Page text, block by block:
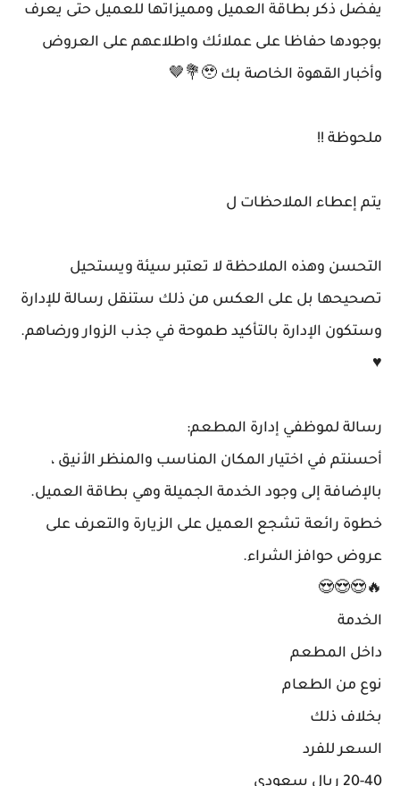
يفضل ذكر بطاقة العميل ومميزاتها للعميل حتى يعرف
بوجودها حفاظا على عملائك واطلاعهم على العروض
وأخبار القهوة الخاصة بك 🥹💐🤎
ملحوظة !!
يتم إعطاء الملاحظات ل
التحسن وهذه الملاحظة لا تعتبر سيئة ويستحيل
تصحيحها بل على العكس من ذلك ستنقل رسالة للإدارة
وستكون الإدارة بالتأكيد طموحة في جذب الزوار ورضاهم.
♥ ️
رسالة لموظفي إدارة المطعم:
أحسنتم في اختيار المكان المناسب والمنظر الأنيق ،
بالإضافة إلى وجود الخدمة الجميلة وهي بطاقة العميل.
خطوة رائعة تشجع العميل على الزيارة والتعرف على
عروض حوافز الشراء.
🔥😍😍😍
الخدمة
داخل المطعم
نوع من الطعام
بخلاف ذلك
السعر للفرد
20-40 ريال سعودي